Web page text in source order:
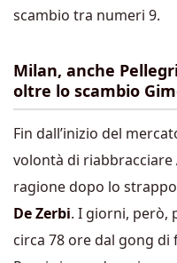
scambio tra numeri 9.
Milan, anche
oltre lo scambio
Fin dall’inizio del
volontà di riabbracciare
ragione dopo lo strappo
De Zerbi. I giorni, però,
circa 78 ore dal gong di